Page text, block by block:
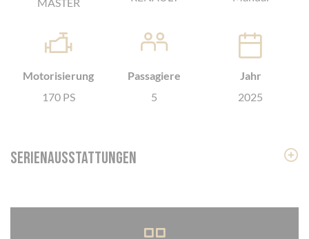
Motorisierung
170 PS
Passagiere
5
Jahr
2025
Serienausstattungen